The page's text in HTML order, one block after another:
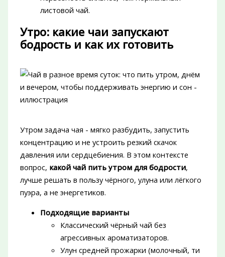
листовой чай.
Утро: какие чаи запускают
бодрость и как их готовить
Утром задача чая - мягко разбудить, запустить
концентрацию и не устроить резкий скачок
давления или сердцебиения. В этом контексте
вопрос, какой чай пить утром для бодрости,
лучше решать в пользу чёрного, улуна или лёгкого
пуэра, а не энергетиков.
Подходящие варианты
Классический чёрный чай без
агрессивных ароматизаторов.
Улун средней прожарки (молочный, ти